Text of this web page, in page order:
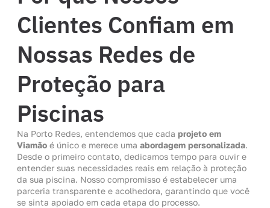
Clientes Confiam em
Nossas Redes de
Proteção para
Piscinas
Na Porto Redes, entendemos que cada projeto em
Viamão é único e merece uma abordagem personalizada.
Desde o primeiro contato, dedicamos tempo para ouvir e
entender suas necessidades reais em relação à proteção
da sua piscina. Nosso compromisso é estabelecer uma
parceria transparente e acolhedora, garantindo que você
se sinta apoiado em cada etapa do processo.